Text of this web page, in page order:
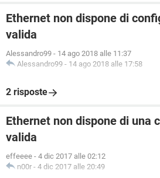
Ethernet non dispone di
valida
Alessandro99 - 14 ago 2018 alle 11:37
Alessandro99 - 14 ago 2018 alle 17:58
2 risposte
Ethernet non dispone di una
valida
effeeee - 4 dic 2017 alle 02:12
n00r - 4 dic 2017 alle 20:49